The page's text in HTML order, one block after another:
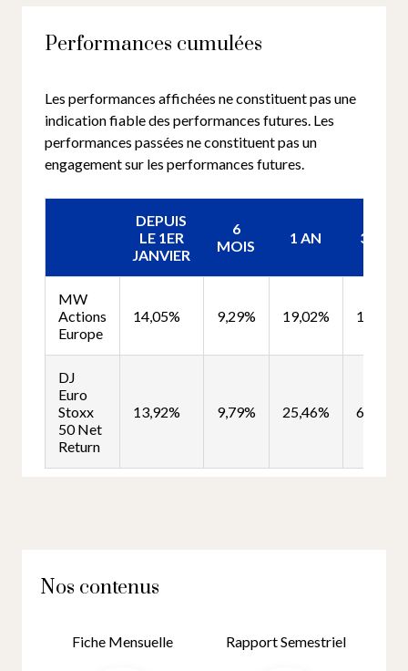
Performances cumulées
Les performances affichées ne constituent pas une
indication fiable des performances futures. Les
performances passées ne constituent pas un
engagement sur les performances futures.
Nos contenus
Fiche Mensuelle Rapport Semestriel